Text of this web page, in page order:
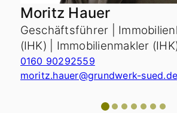
Moritz Hauer
Geschäftsführer |
(IHK) | Immobilienmakler
0160 90292559
moritz.hauer@grundwerk-sued.de